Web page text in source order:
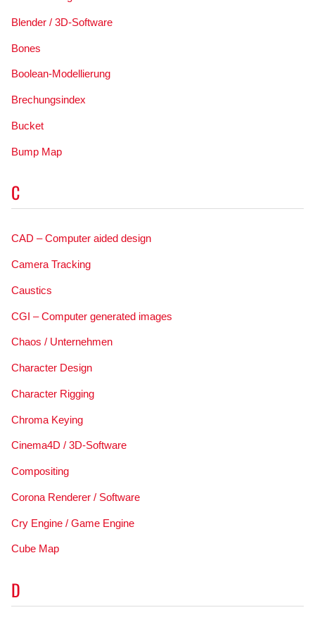
Blender / 3D-Software
Bones
Boolean-Modellierung
Brechungsindex
Bucket
Bump Map
C
CAD – Computer aided design
Camera Tracking
Caustics
CGI – Computer generated images
Chaos / Unternehmen
Character Design
Character Rigging
Chroma Keying
Cinema4D / 3D-Software
Compositing
Corona Renderer / Software
Cry Engine / Game Engine
Cube Map
D